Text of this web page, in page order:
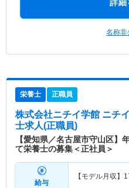
詳細
名称
栄養士 正職員
株式会社ニチイ学館 ニチ
士求人(正職員)
【愛知県／名古屋市守山区】
て栄養士の募集＜正社員＞
給与
【モデル月収】